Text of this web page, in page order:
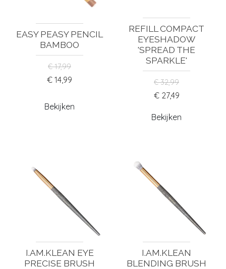
EASY PEASY PENCIL
BAMBOO
€ 17,99
€ 14,99
Bekijken
REFILL COMPACT
EYESHADOW
'SPREAD THE
SPARKLE'
€ 32,99
€ 27,49
Bekijken
I.AM.KLEAN EYE
PRECISE BRUSH
I.AM.KLEAN
BLENDING BRUSH